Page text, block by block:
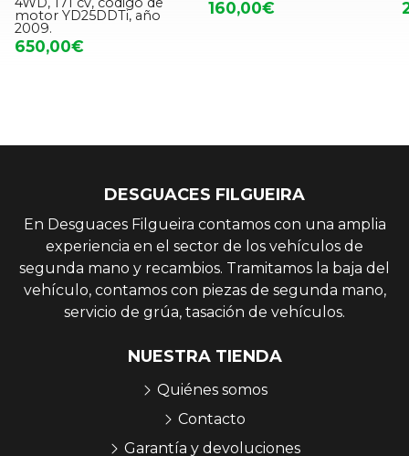
motor YD25DDTi, año
2009.
650,00€
160,00€
DESGUACES FILGUEIRA
En Desguaces Filgueira contamos con una amplia
experiencia en el sector de los vehículos de
segunda mano y recambios. Tramitamos la baja del
vehículo, contamos con piezas de segunda mano,
servicio de grúa, tasación de vehículos.
NUESTRA TIENDA
Quiénes somos
Contacto
Garantía y devoluciones